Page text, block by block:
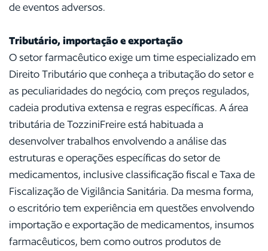
de eventos adversos.
Tributário, importação e exportação
O setor farmacêutico exige um time especializado em
Direito Tributário que conheça a tributação do setor e
as peculiaridades do negócio, com preços regulados,
cadeia produtiva extensa e regras específicas. A área
tributária de TozziniFreire está habituada a
desenvolver trabalhos envolvendo a análise das
estruturas e operações específicas do setor de
medicamentos, inclusive classificação fiscal e Taxa de
Fiscalização de Vigilância Sanitária. Da mesma forma,
o escritório tem experiência em questões envolvendo
importação e exportação de medicamentos, insumos
farmacêuticos, bem como outros produtos de